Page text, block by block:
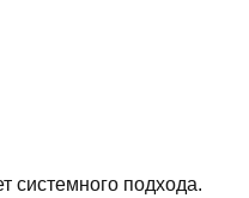
системного подхода.